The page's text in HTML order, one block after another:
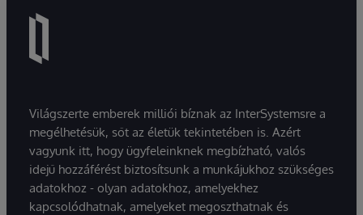
Világszerte emberek milliói bíznak az InterSystemsre a
megélhetésük, sőt az életük tekintetében is. Azért
vagyunk itt, hogy ügyfeleinknek megbízható, valós
idejű hozzáférést biztosítsunk a munkájukhoz szükséges
adatokhoz - olyan adatokhoz, amelyekhez
kapcsolódhatnak, amelyeket megoszthatnak és